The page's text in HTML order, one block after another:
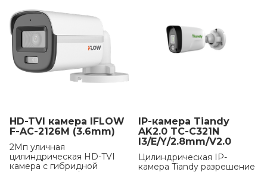
HD-TVI камера IFLOW
F-AC-2126M (3.6mm)
2Мп уличная
цилиндрическая HD-TVI
камера с гибридной
IP-камера Tiandy
AK2.0 TC-C321N
I3/E/Y/2.8mm/V2.0
Цилиндрическая IP-
камера Tiandy разрешение